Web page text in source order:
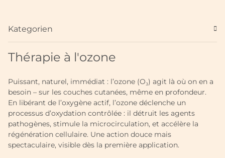
Thérapie à l'ozone
Puissant, naturel, immédiat : l’ozone (O₃) agit là où on en a
besoin – sur les couches cutanées, même en profondeur.
En libérant de l’oxygène actif, l’ozone déclenche un
processus d’oxydation contrôlée : il détruit les agents
pathogènes, stimule la microcirculation, et accélère la
régénération cellulaire. Une action douce mais
spectaculaire, visible dès la première application.
Kategorien